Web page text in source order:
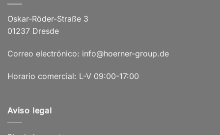
Oskar-Röder-Straße 3
01237 Dresde
Correo electrónico: info@hoerner-group.de
Horario comercial: L-V 09:00-17:00
Aviso legal